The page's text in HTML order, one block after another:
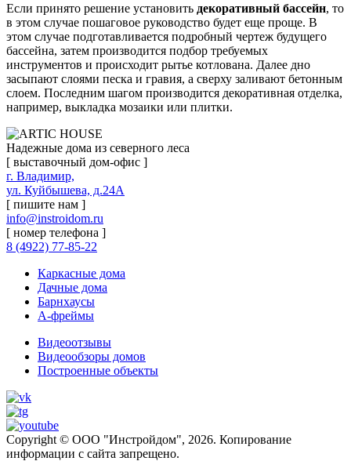
Если принято решение установить декоративный бассейн, то
в этом случае пошаговое руководство будет еще проще. В
этом случае подготавливается подробный чертеж будущего
бассейна, затем производится подбор требуемых
инструментов и происходит рытье котлована. Далее дно
засыпают слоями песка и гравия, а сверху заливают бетонным
слоем. Последним шагом производится декоративная отделка,
например, выкладка мозаики или плитки.
Надежные дома из северного леса
[ выставочный дом-офис ]
г. Владимир,
ул. Куйбышева, д.24А
[ пишите нам ]
info@instroidom.ru
[ номер телефона ]
8 (4922) 77-85-22
Каркасные дома
Дачные дома
Барнхаусы
А-фреймы
Видеоотзывы
Видеообзоры домов
Построенные объекты
Copyright © ООО "Инстройдом", 2026. Копирование
информации с сайта запрещено.